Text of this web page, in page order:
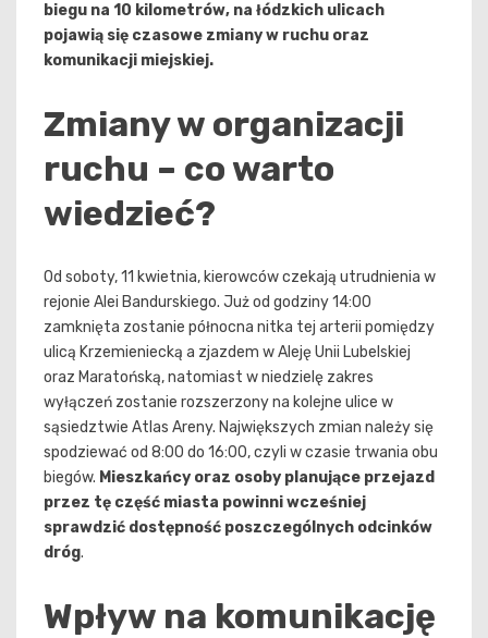
biegu na 10 kilometrów, na łódzkich ulicach
pojawią się czasowe zmiany w ruchu oraz
komunikacji miejskiej.
Zmiany w organizacji
ruchu – co warto
wiedzieć?
Od soboty, 11 kwietnia, kierowców czekają utrudnienia w
rejonie Alei Bandurskiego. Już od godziny 14:00
zamknięta zostanie północna nitka tej arterii pomiędzy
ulicą Krzemieniecką a zjazdem w Aleję Unii Lubelskiej
oraz Maratońską, natomiast w niedzielę zakres
wyłączeń zostanie rozszerzony na kolejne ulice w
sąsiedztwie Atlas Areny. Największych zmian należy się
spodziewać od 8:00 do 16:00, czyli w czasie trwania obu
biegów. Mieszkańcy oraz osoby planujące przejazd
przez tę część miasta powinni wcześniej
sprawdzić dostępność poszczególnych odcinków
dróg.
Wpływ na komunikację